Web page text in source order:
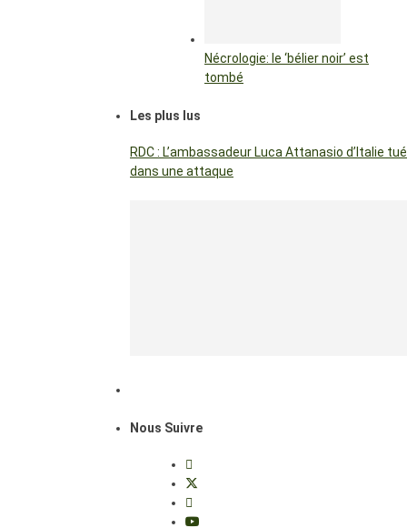
Nécrologie: le ‘bélier noir’ est
tombé
Les plus lus
RDC : L’ambassadeur Luca Attanasio d’Italie tué
dans une attaque
Nous Suivre